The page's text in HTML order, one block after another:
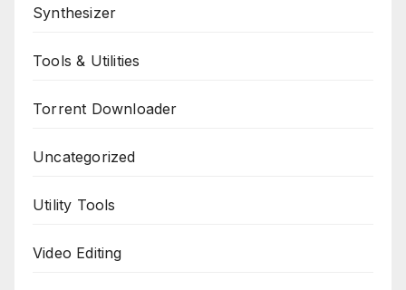
Synthesizer
Tools & Utilities
Torrent Downloader
Uncategorized
Utility Tools
Video Editing